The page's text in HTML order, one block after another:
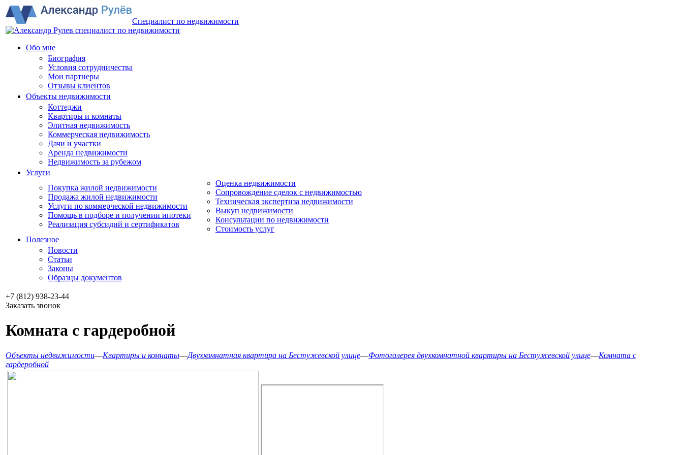
Специалист по недвижимости
Обо мне
Биография
Условия сотрудничества
Мои партнеры
Отзывы клиентов
Объекты недвижимости
Коттеджи
Квартиры и комнаты
Элитная недвижимость
Коммерческая недвижимость
Дачи и участки
Аренда недвижимости
Недвижимость за рубежом
Услуги
Покупка жилой недвижимости
Продажа жилой недвижимости
Услуги по коммерческой недвижимости
Помощь в подборе и получении ипотеки
Реализация субсидий и сертификатов
Оценка недвижимости
Сопровождение сделок с недвижимостью
Техническая экспертиза недвижимости
Выкуп недвижимости
Консультации по недвижимости
Стоимость услуг
Полезное
Новости
Статьи
Законы
Образцы документов
+7 (812) 938-23-44
Заказать звонок
Комната с гардеробной
Объекты недвижимости—Квартиры и комнаты—Двухкомнатная квартира на Бестужевской улице—Фотогалерея двухкомнатной квартиры на Бестужевской улице—Комната с
гардеробной